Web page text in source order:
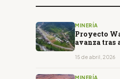
MINERÍA
Proyecto
avanza tras
15 de abril, 2026
MINERÍA